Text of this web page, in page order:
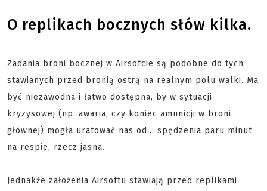
O replikach bocznych słów kilka.
Zadania broni bocznej w Airsofcie są podobne do tych
stawianych przed bronią ostrą na realnym polu walki. Ma
być niezawodna i łatwo dostępna, by w sytuacji
kryzysowej (np. awaria, czy koniec amunicji w broni
głównej) mogła uratować nas od... spędzenia paru minut
na respie, rzecz jasna.
Jednakże założenia Airsoftu stawiają przed replikami